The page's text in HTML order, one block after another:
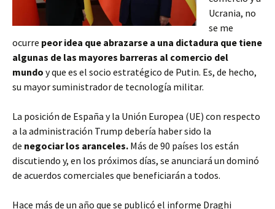
Ucrania, no
se me
ocurre peor idea que abrazarse a una dictadura que tiene
algunas de las mayores barreras al comercio del
mundo y que es el socio estratégico de Putin. Es, de hecho,
su mayor suministrador de tecnología militar.
La posición de España y la Unión Europea (UE) con respecto
a la administración Trump debería haber sido la
de negociar los aranceles. Más de 90 países los están
discutiendo y, en los próximos días, se anunciará un dominó
de acuerdos comerciales que beneficiarán a todos.
Hace más de un año que se publicó el informe Draghi